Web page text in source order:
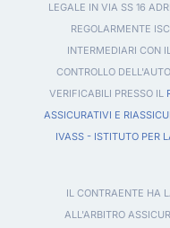
LEGALE IN VIA SS 16
REGOLARMENTE
INTERMEDIARI CON
CONTROLLO
VERIFICABILI PRESSO IL
ASSICURATIVI E
IVASS - ISTITUTO PER
IL CONTRAENTE HA
ALL'ARBITRO